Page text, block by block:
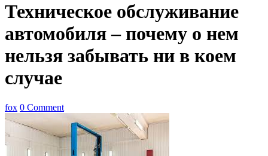
Техническое обслуживание
автомобиля – почему о нем
нельзя забывать ни в коем
случае
fox 0 Comment